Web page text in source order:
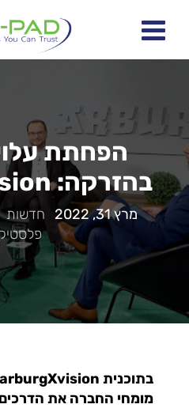
הפחתת
בהזרקה: arburgXvision
מרץ 31, 2022 חדשות,
מומחי החברה את